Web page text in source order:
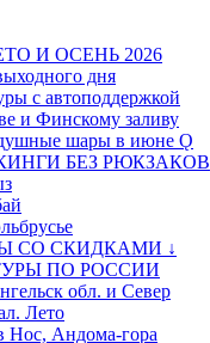
И ОСЕНЬ 2026
дня
с автоподдержкой
и Финскому заливу
шары в июне Ǫ
БЕЗ РЮКЗАКОВ
СО СКИДКАМИ ↓
ПО РОССИИ
обл. и Север
Лето
Нос, Андома-гора